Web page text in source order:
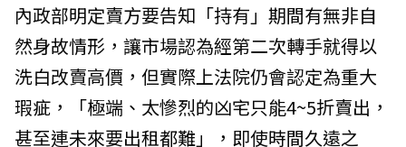
內政部明定賣方要告知「持有」期間有無非自
然身故情形，讓市場認為經第二次轉手就得以
洗白改賣高價，但實際上法院仍會認定為重大
瑕疵，「極端、太慘烈的凶宅只能4~5折賣出，
甚至連未來要出租都難」，即使時間久遠之